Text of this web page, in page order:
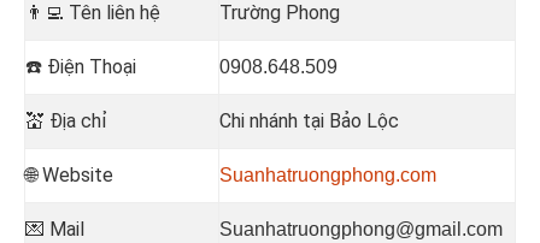
👨‍💻 Tên liên hệ Trường Phong
☎️ Điện Thoại 0908.648.509
💒 Địa chỉ Chi nhánh tại Bảo Lộc
🌐 Website Suanhatruongphong.com
💌 Mail Suanhatruongphong@gmail.com